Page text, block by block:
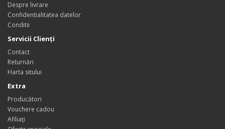
Despre livrare
Confidentialitatea datelor
Conditii
Servicii Clienţi
Contact
Returnări
Harta sitului
Extra
Producători
Vouchere cadou
Afiliaţi